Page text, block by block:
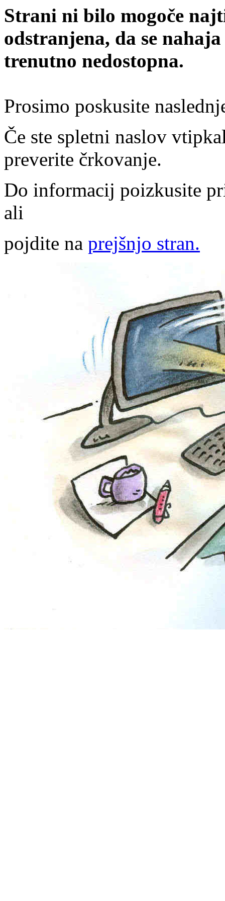
Strani ni bilo mogoče
odstranjena, da se
trenutno nedostopna.
Prosimo poskusite
Če ste spletni naslov
preverite črkovanje.
Do informacij poizkusite
ali
pojdite na prejšnjo stran.